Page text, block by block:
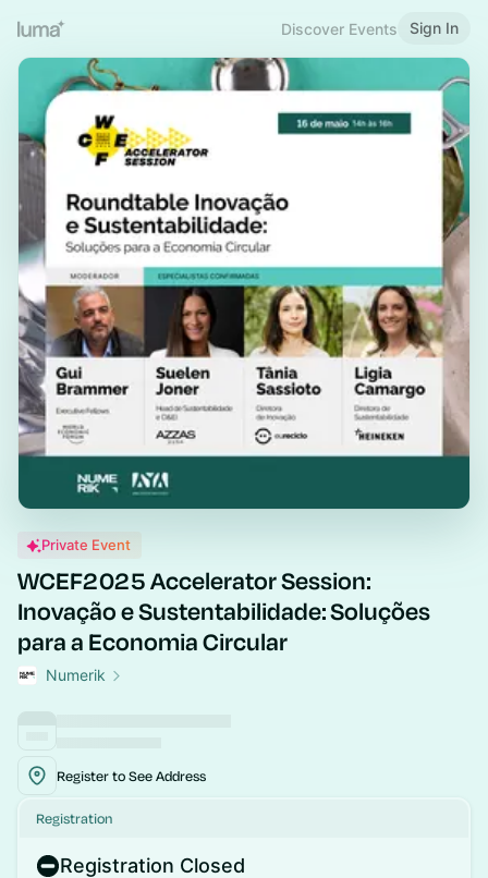
Discover Events Sign In
Private Event
WCEF2025 Accelerator Session:
Inovação e Sustentabilidade: Soluções
para a Economia Circular
Numerik
Register to See Address
Registration
Registration Closed